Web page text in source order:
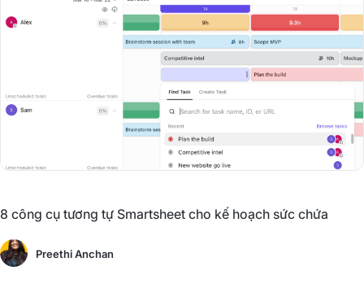
8 công cụ tương tự Smartsheet cho kế hoạch sức chứa
Preethi Anchan